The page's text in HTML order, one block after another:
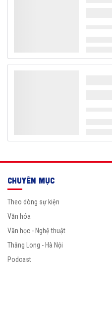
CHUYÊN MỤC
Theo dòng sự kiện
Văn hóa
Văn học - Nghệ thuật
Thăng Long - Hà Nội
Podcast